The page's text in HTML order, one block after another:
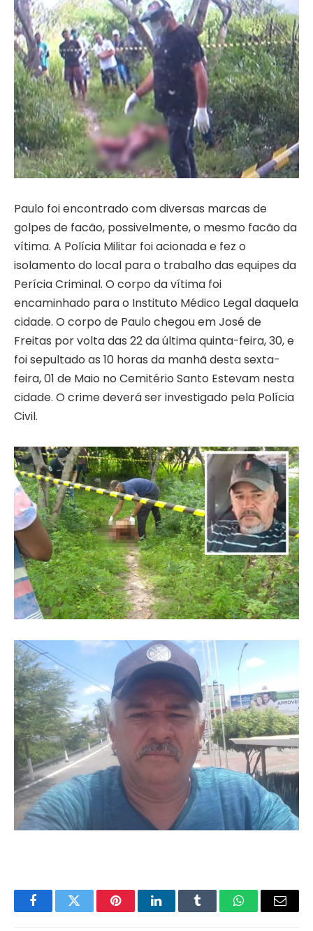
Paulo foi encontrado com diversas marcas de
golpes de facão, possivelmente, o mesmo facão da
vítima. A Polícia Militar foi acionada e fez o
isolamento do local para o trabalho das equipes da
Perícia Criminal. O corpo da vítima foi
encaminhado para o Instituto Médico Legal daquela
cidade. O corpo de Paulo chegou em José de
Freitas por volta das 22 da última quinta-feira, 30, e
foi sepultado as 10 horas da manhã desta sexta-
feira, 01 de Maio no Cemitério Santo Estevam nesta
cidade. O crime deverá ser investigado pela Polícia
Civil.
FacebookTwitter PinterestLinkedInTumblr WhatsAppEmail